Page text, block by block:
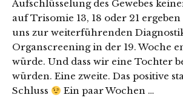
Aufschlüsselung des Gewebes
auf Trisomie 13, 18 oder 21
uns zur weiterführenden
Organscreening in der 19. Woche
würde. Und dass wir eine Tochter
würden. Eine zweite. Das positive
Schluss
Ein paar Wochen …